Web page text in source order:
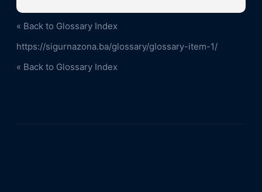
« Back to Glossary Index
https://sigurnazona.ba/glossary/glossary-item-1/
« Back to Glossary Index